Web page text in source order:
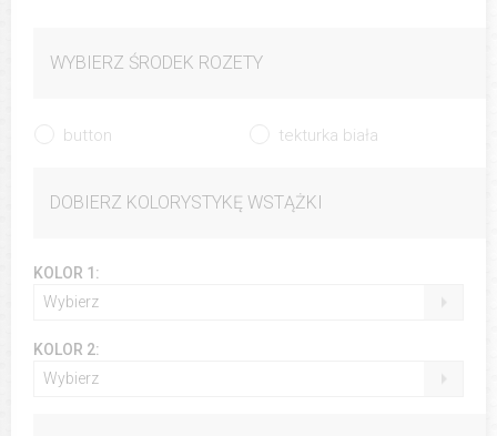
WYBIERZ ŚRODEK ROZETY
button tekturka biała
DOBIERZ KOLORYSTYKĘ WSTĄŻKI
KOLOR 1:
Wybierz
KOLOR 2:
Wybierz